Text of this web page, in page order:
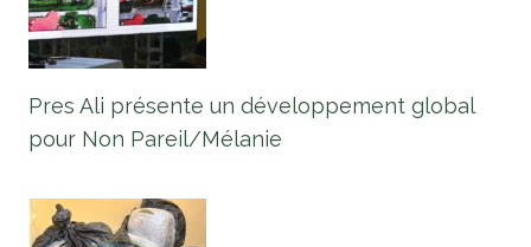
Pres Ali présente un développement global
pour Non Pareil/Mélanie